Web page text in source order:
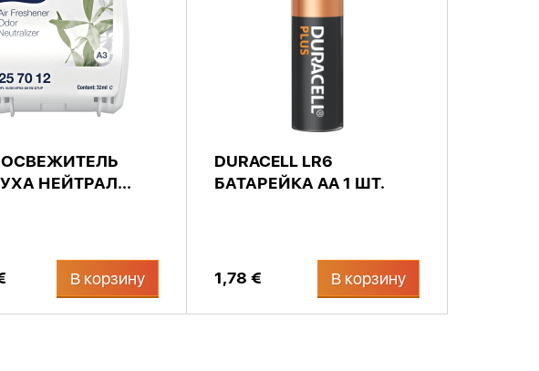
ОСВЕЖИТЕЛЬ
НЕЙТРАЛ...
В корзину
DURACELL LR6
БАТАРЕЙКА AA 1 ШТ.
1,78 € В корзину